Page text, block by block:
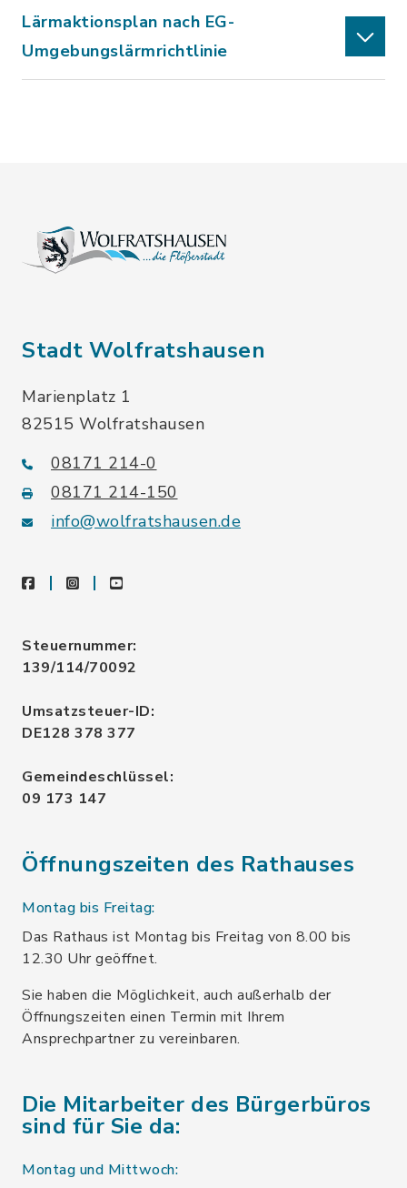
Lärmaktionsplan nach EG-
Umgebungslärmrichtlinie
Stadt Wolfratshausen
Marienplatz 1
82515 Wolfratshausen
08171 214-0
08171 214-150
info@wolfratshausen.de
facebookinstagramyoutube
Steuernummer:
139/114/70092
Umsatzsteuer-ID:
DE128 378 377
Gemeindeschlüssel:
09 173 147
Öffnungszeiten des Rathauses
Montag bis Freitag:
Das Rathaus ist Montag bis Freitag von 8.00 bis
12.30 Uhr geöffnet.
Sie haben die Möglichkeit, auch außerhalb der
Öffnungszeiten einen Termin mit Ihrem
Ansprechpartner zu vereinbaren.
Die Mitarbeiter des Bürgerbüros
sind für Sie da:
Montag und Mittwoch: